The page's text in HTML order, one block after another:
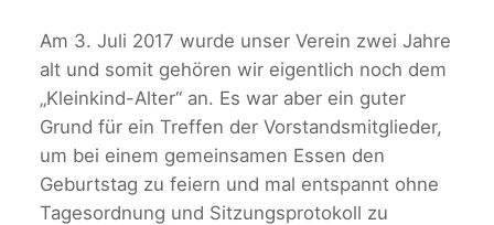
Am 3. Juli 2017 wurde unser Verein zwei Jahre
alt und somit gehören wir eigentlich noch dem
„Kleinkind-Alter“ an. Es war aber ein guter
Grund für ein Treffen der Vorstandsmitglieder,
um bei einem gemeinsamen Essen den
Geburtstag zu feiern und mal entspannt ohne
Tagesordnung und Sitzungsprotokoll zu